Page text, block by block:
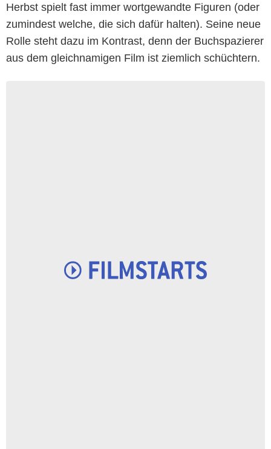
Herbst spielt fast immer wortgewandte Figuren (oder
zumindest welche, die sich dafür halten). Seine neue
Rolle steht dazu im Kontrast, denn der Buchspazierer
aus dem gleichnamigen Film ist ziemlich schüchtern.